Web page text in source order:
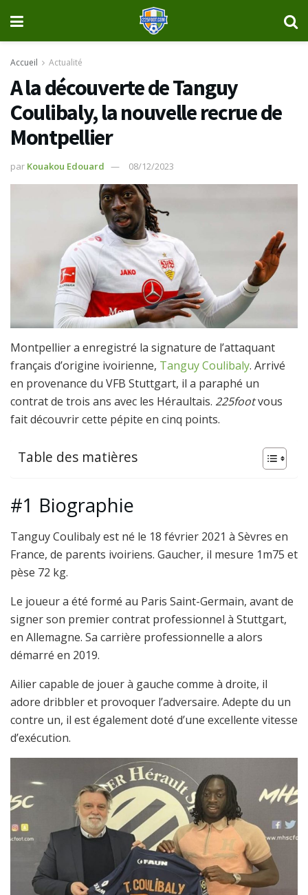
Accueil Actualité
A la découverte de Tanguy
Coulibaly, la nouvelle recrue de
Montpellier
par Kouakou Edouard 08/12/2023
Montpellier a enregistré la signature de l’attaquant
français d’origine ivoirienne, Tanguy Coulibaly. Arrivé
en provenance du VFB Stuttgart, il a paraphé un
contrat de trois ans avec les Héraultais. 225footvous
fait découvrir cette pépite en cinq points.
Table des matières
#1 Biographie
Tanguy Coulibaly est né le 18 février 2021 à Sèvres en
France, de parents ivoiriens. Gaucher, il mesure 1m75 et
pèse 72 kg.
Le joueur a été formé au Paris Saint-Germain, avant de
signer son premier contrat professionnel à Stuttgart,
en Allemagne. Sa carrière professionnelle a alors
démarré en 2019.
Ailier capable de jouer à gauche comme à droite, il
adore dribbler et provoquer l’adversaire. Adepte du un
contre un, il est également doté d’une excellente vitesse
d’exécution.